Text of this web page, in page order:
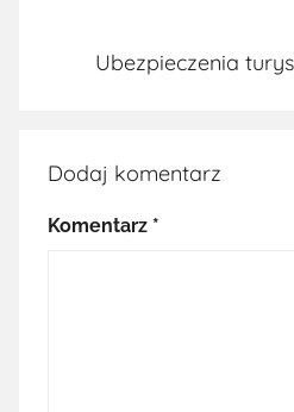
Ubezpieczenia
Dodaj komentarz
Komentarz *